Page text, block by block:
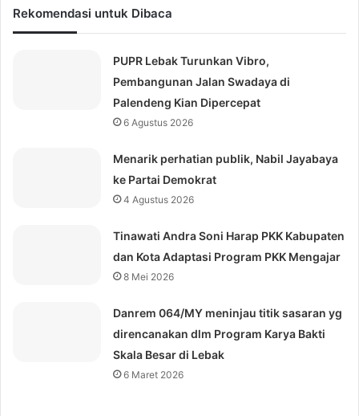
Rekomendasi untuk Dibaca
PUPR Lebak Turunkan Vibro,
Pembangunan Jalan Swadaya di
Palendeng Kian Dipercepat
6 Agustus 2026
Menarik perhatian publik, Nabil Jayabaya
ke Partai Demokrat
4 Agustus 2026
Tinawati Andra Soni Harap PKK Kabupaten
dan Kota Adaptasi Program PKK Mengajar
8 Mei 2026
Danrem 064/MY meninjau titik sasaran yg
direncanakan dlm Program Karya Bakti
Skala Besar di Lebak
6 Maret 2026